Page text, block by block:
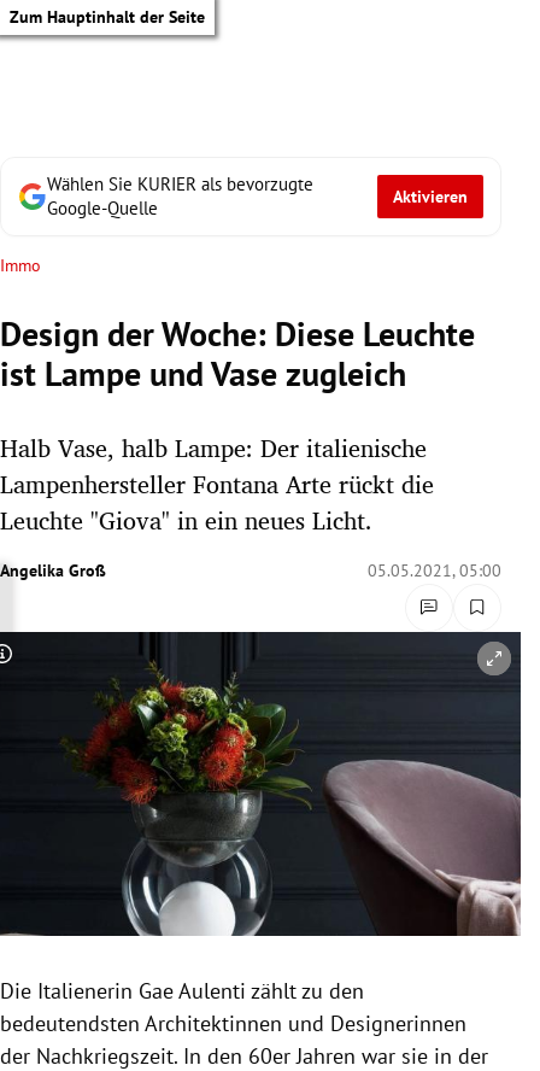
Zum Hauptinhalt der Seite
Untermenü
Untermenü
Untermenü
Untermenü
Untermenü
Untermenü
Wählen Sie KURIER als bevorzugte
Google-Quelle
Aktivieren
Immo
Design der Woche: Diese Leuchte
ist Lampe und Vase zugleich
Halb Vase, halb Lampe: Der italienische
Lampenhersteller Fontana Arte rückt die
Leuchte "Giova" in ein neues Licht.
Angelika Groß 05.05.2021, 05:00
Copyright-Hinweis öffnen/schließen
Die Italienerin Gae Aulenti zählt zu den
bedeutendsten Architektinnen und Designerinnen
der Nachkriegszeit. In den 60er Jahren war sie in der